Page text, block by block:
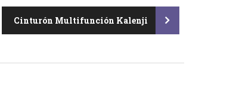
Cinturón Multifunción Kalenji